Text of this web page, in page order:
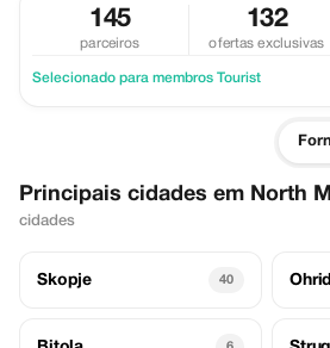
145
parceiros
132
ofertas exclusivas
Selecionado para membros Tourist
Principais cidades em North
cidades
Skopje 40 Ohrid